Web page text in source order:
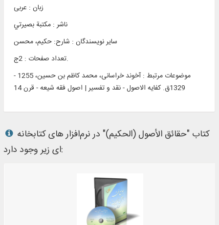
زبان : عربی
ناشر : مکتبة بصيرتي
سایر نویسندگان : شارح: حکیم، محسن
تعداد صفحات : 2ج.
موضوعات مرتبط :
آخوند خراسانی، محمد کاظم بن حسین، 1255 -
1329ق. کفایه الاصول - نقد و تفسیر | اصول فقه شیعه - قرن 14
ای زیر وجود دارد: